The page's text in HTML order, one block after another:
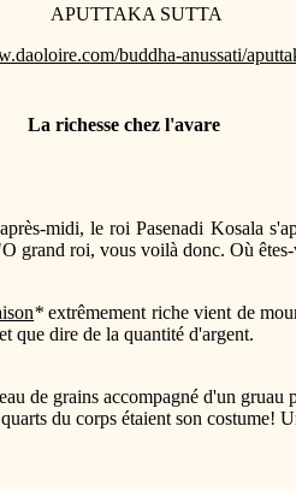
APUTTAKA SUTTA
buddha-anussati/
La richesse chez l'avare
midi, le roi Pasenadi Kosala
grand roi, vous voilà donc. Où
* extrêmement riche vient de
que dire de la quantité d'argent.
de grains accompagné d'un
du corps étaient son costume!